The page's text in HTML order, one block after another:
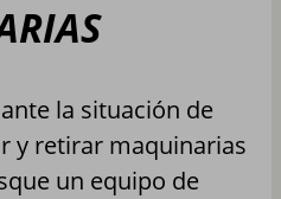
la situación de
y retirar maquinarias
un equipo de